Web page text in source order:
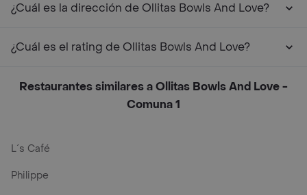
¿Cuál es la dirección de Ollitas Bowls And Love?
¿Cuál es el rating de Ollitas Bowls And Love?
Restaurantes similares a Ollitas Bowls And Love -
Comuna 1
L´s Café
Philippe